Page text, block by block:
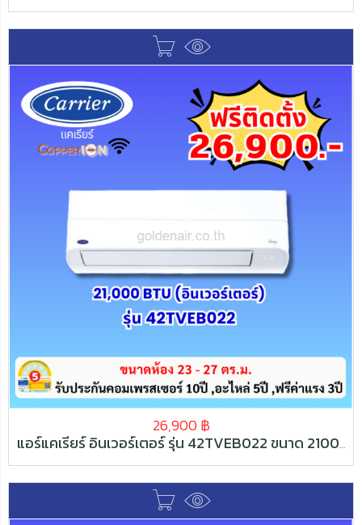
26,900 ฿
แอร์แคเรียร์ อินเวอร์เตอร์ รุ่น 42TVEB022 ขนาด 21000 BTU